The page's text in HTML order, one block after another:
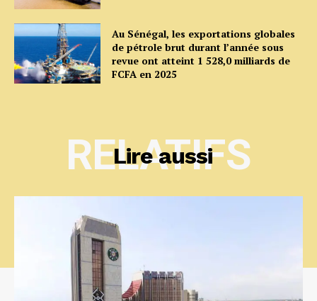
Au Sénégal, les exportations globales
de pétrole brut durant l’année sous
revue ont atteint 1 528,0 milliards de
FCFA en 2025
Lire aussi
RELATIFS